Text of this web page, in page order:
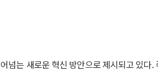
넘는 새로운 혁신 방안으로 제시되고 있다.